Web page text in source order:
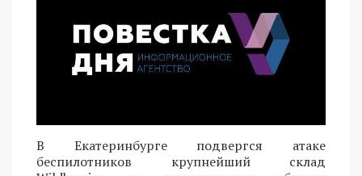
В Екатеринбурге подвергся атаке
беспилотников крупнейший склад